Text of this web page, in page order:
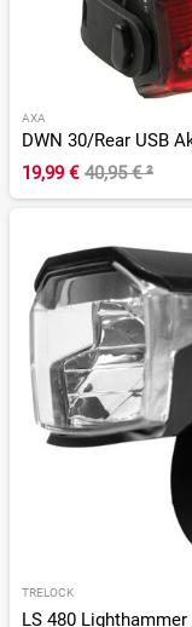
AXA
DWN 30/Rear USB
19,99 € 40,95 €²
TRELOCK